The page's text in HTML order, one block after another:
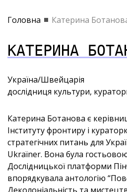
Головна Катерина
КАТЕРИНА
Україна/Швейцарія
дослідниця культури,
Катерина Ботанова є
Інституту фронтиру і
стратегічних питань для
Ukraïner. Вона була
Дослідницької платформи
впорядкувала антологію